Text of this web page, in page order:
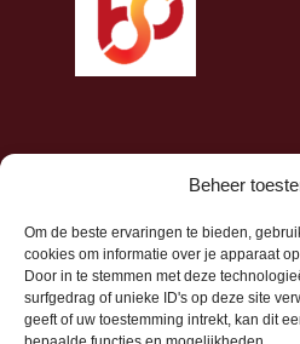
Beheer
Om de beste ervaringen te bieden,
cookies om informatie over je apparaat
Door in te stemmen met deze
surfgedrag of unieke ID's op deze site
geeft of uw toestemming intrekt, kan dit